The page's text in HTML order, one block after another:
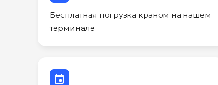
Бесплатная погрузка краном на нашем
терминале
event